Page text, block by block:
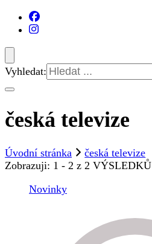
Vyhledat:
česká televize
Úvodní stránka
česká televize
Zobrazuji: 1 - 2 z 2 VÝSLEDKŮ
Novinky